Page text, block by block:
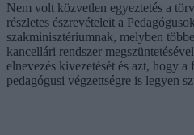
Nem volt közvetlen egyeztetés a
részletes észrevételeit a
szakminisztériumnak, melyben
kancellári rendszer
elnevezés kivezetését és azt, hogy
pedagógusi végzettségre is legyen